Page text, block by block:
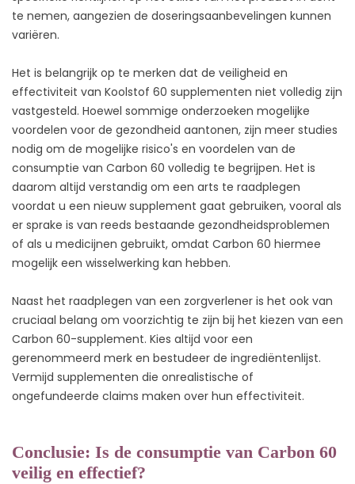
te nemen, aangezien de doseringsaanbevelingen kunnen
variëren.
Het is belangrijk op te merken dat de veiligheid en
effectiviteit van Koolstof 60 supplementen niet volledig zijn
vastgesteld. Hoewel sommige onderzoeken mogelijke
voordelen voor de gezondheid aantonen, zijn meer studies
nodig om de mogelijke risico's en voordelen van de
consumptie van Carbon 60 volledig te begrijpen. Het is
daarom altijd verstandig om een arts te raadplegen
voordat u een nieuw supplement gaat gebruiken, vooral als
er sprake is van reeds bestaande gezondheidsproblemen
of als u medicijnen gebruikt, omdat Carbon 60 hiermee
mogelijk een wisselwerking kan hebben.
Naast het raadplegen van een zorgverlener is het ook van
cruciaal belang om voorzichtig te zijn bij het kiezen van een
Carbon 60-supplement. Kies altijd voor een
gerenommeerd merk en bestudeer de ingrediëntenlijst.
Vermijd supplementen die onrealistische of
ongefundeerde claims maken over hun effectiviteit.
Conclusie: Is de consumptie van Carbon 60
veilig en effectief?